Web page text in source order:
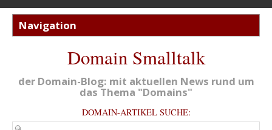
Domain Smalltalk
der Domain-Blog: mit aktuellen News rund um
das Thema "Domains"
DOMAIN-ARTIKEL SUCHE: